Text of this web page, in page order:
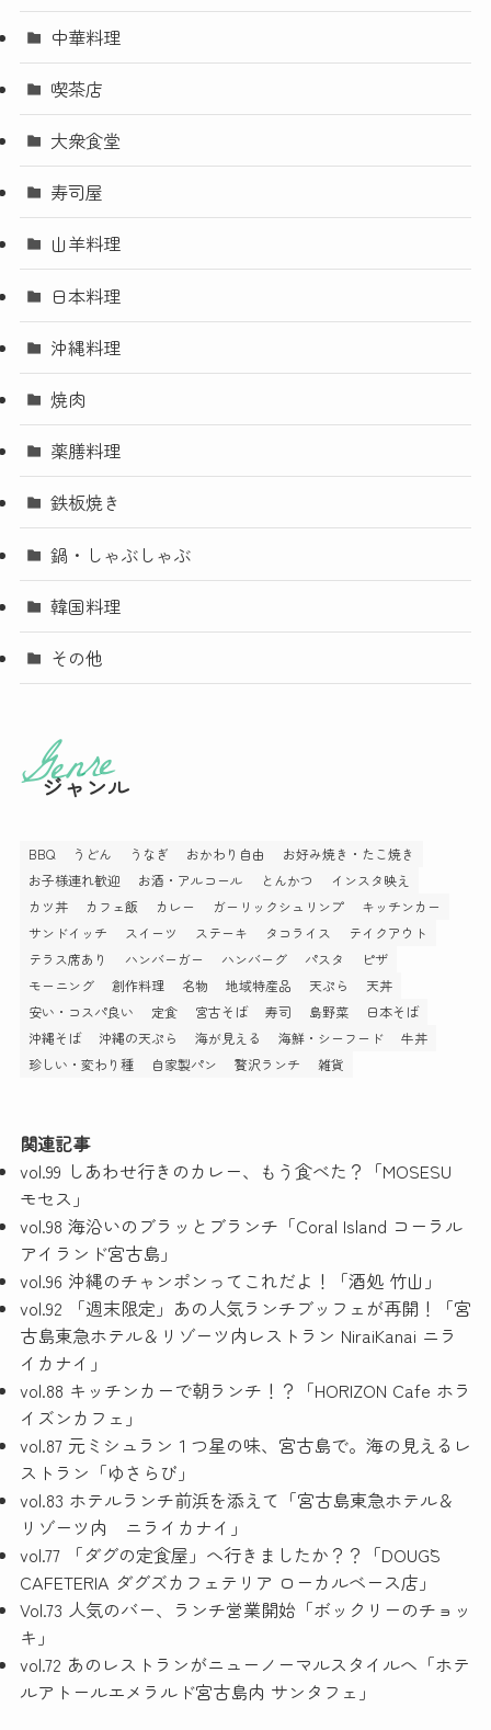
中華料理
喫茶店
大衆食堂
寿司屋
山羊料理
日本料理
沖縄料理
焼肉
薬膳料理
鉄板焼き
鍋・しゃぶしゃぶ
韓国料理
その他
ジャンル
BBQ うどん うなぎ おかわり自由
お好み焼き・たこ焼き
お子様連れ歓迎
お酒・アルコール とんかつ
インスタ映え
カツ丼
カフェ飯 カレー ガーリックシュリンプ
キッチンカー
サンドイッチ
スイーツ ステーキ タコライス
テイクアウト
テラス席あり
ハンバーガー ハンバーグ パスタ
ピザ
モーニング
創作料理 名物 地域特産品 天ぷら
天丼
安い・コスパ良い
定食 宮古そば 寿司 島野菜
日本そば
沖縄そば
沖縄の天ぷら 海が見える 海鮮・シーフード
牛丼
珍しい・変わり種
自家製パン 贅沢ランチ 雑貨
関連記事
vol.99 しあわせ行きのカレー、もう食べた？「MOSESU
モセス」
vol.98 海沿いのブラッとブランチ「Coral Island コーラル
アイランド宮古島」
vol.96 沖縄のチャンポンってこれだよ！「酒処 竹山」
vol.92 「週末限定」あの人気ランチブッフェが再開！「宮
古島東急ホテル＆リゾーツ内レストラン NiraiKanai ニラ
イカナイ」
vol.88 キッチンカーで朝ランチ！？「HORIZON Cafe ホラ
イズンカフェ」
vol.87 元ミシュラン１つ星の味、宮古島で。海の見えるレ
ストラン「ゆさらび」
vol.83 ホテルランチ前浜を添えて「宮古島東急ホテル＆
リゾーツ内 ニライカナイ」
vol.77 「ダグの定食屋」へ行きましたか？？「DOUG`S
CAFETERIA ダグズカフェテリア ローカルベース店」
Vol.73 人気のバー、ランチ営業開始「ボックリーのチョッ
キ」
vol.72 あのレストランがニューノーマルスタイルへ「ホテ
ルアトールエメラルド宮古島内 サンタフェ」